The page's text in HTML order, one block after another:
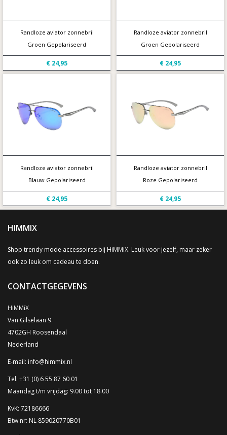
Randloze aviator zonnebril
Groen Gepolariseerd
€ 24,95
Randloze aviator zonnebril
Groen Gepolariseerd
€ 24,95
Randloze aviator zonnebril
Blauw Gepolariseerd
€ 24,95
Randloze aviator zonnebril
Roze Gepolariseerd
€ 24,95
HIMMIX
Shop trendy mode accessoires bij HiMMiX. Leuk voor jezelf, maar zeker
ook zo leuk om cadeau te doen.
CONTACTGEGEVENS
HiMMiX
Van Gilselaan 9
4702GH Roosendaal
Nederland
E-mail: info@himmix.nl
Tel. +31 (0) 6 55 87 60 01
Maandag t/m vrijdag: 9.00 tot 18.00
KvK: 72186666
Btw nr: NL 859020770B01